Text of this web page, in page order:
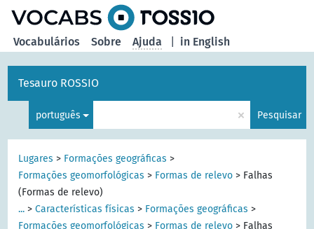
in English
Vocabulários Sobre Ajuda
Tesauro ROSSIO
português × Pesquisar
Lugares > Formações geográficas >
Formações geomorfológicas > Formas de relevo > Falhas
(Formas de relevo)
... >Características físicas > Formações geográficas >
Formações geomorfológicas > Formas de relevo > Falhas